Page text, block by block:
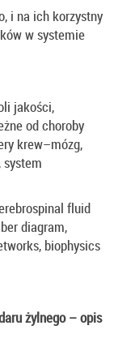
i na ich korzystny
w systemie
jakości,
od choroby
krew–mózg,
fluid
diagram,
biophysics
żylnego – opis